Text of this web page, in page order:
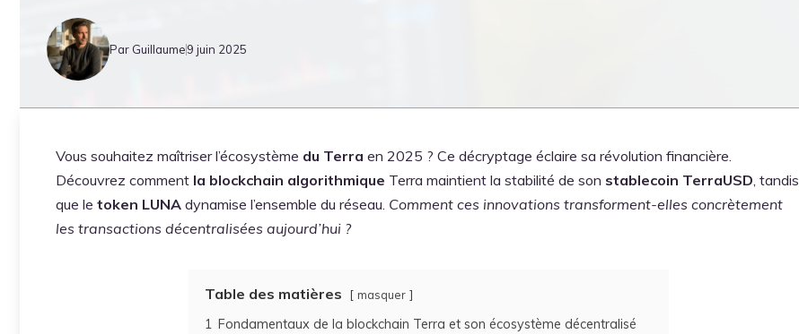
Par Guillaume9 juin 2025
Vous souhaitez maîtriser l’écosystème du Terra en 2025 ? Ce décryptage éclaire sa révolution financière.
Découvrez comment la blockchain algorithmique Terra maintient la stabilité de son stablecoin TerraUSD, tandis
que le token LUNA dynamise l’ensemble du réseau. Comment ces innovations transforment-elles concrètement
les transactions décentralisées aujourd’hui ?
Table des matières masquer
1 Fondamentaux de la blockchain Terra et son écosystème décentralisé